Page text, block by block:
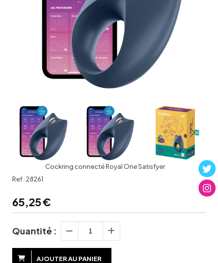
Cockring connecté Royal One Satisfyer
Ref : 28261
65,25€
Quantité :
AJOUTER AU PANIER